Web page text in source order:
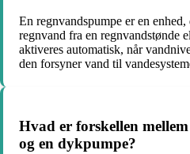
En regnvandspumpe er en
regnvand fra en regnvandstønde
aktiveres automatisk, når
den forsyner vand til
Hvad er forskellen
og en dykpumpe?